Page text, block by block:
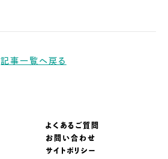
記事一覧へ戻る
よくあるご質問
お問い合わせ
サイトポリシー